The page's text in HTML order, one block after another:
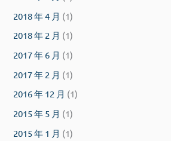
2018 年 4 月 (1)
2018 年 2 月 (1)
2017 年 6 月 (1)
2017 年 2 月 (1)
2016 年 12 月 (1)
2015 年 5 月 (1)
2015 年 1 月 (1)